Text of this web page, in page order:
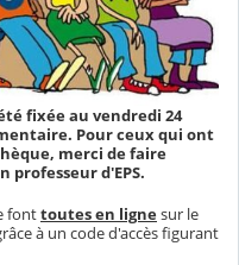
fixée au vendredi 24
Pour ceux qui ont
merci de faire
professeur d'EPS.
fonttoutes en lignesur le
à un code d'accès figurant